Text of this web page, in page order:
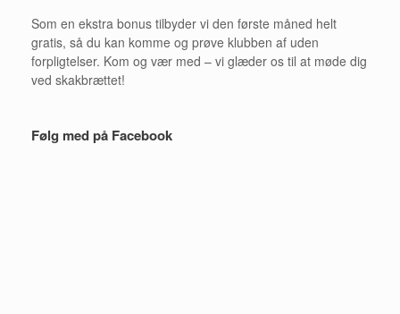
Som en ekstra bonus tilbyder vi den første måned helt
gratis, så du kan komme og prøve klubben af uden
forpligtelser. Kom og vær med – vi glæder os til at møde dig
ved skakbrættet!
Følg med på Facebook